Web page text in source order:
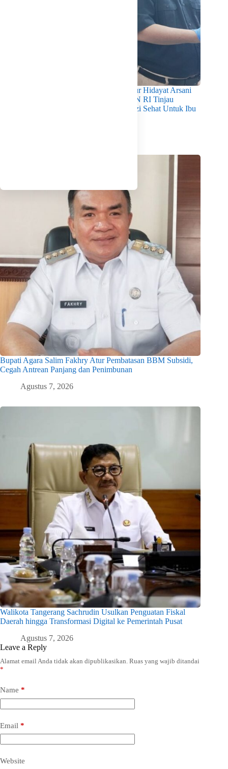
Pastikan Kualitas Gizi Terpenuhi, Gubernur Hidayat Arsani
Dampingi Mendukbangga/Kepala BKKBN RI Tinjau
Layanan Program MBG 3B Wujudkan Gizi Sehat Untuk Ibu
Bupati Agara Salim Fakhry Atur Pembatasan BBM Subsidi,
Cegah Antrean Panjang dan Penimbunan
Agustus 7, 2026
Walikota Tangerang Sachrudin Usulkan Penguatan Fiskal
Daerah hingga Transformasi Digital ke Pemerintah Pusat
Agustus 7, 2026
Leave a Reply
Alamat email Anda tidak akan dipublikasikan. Ruas yang wajib ditandai
*
Name *
Email *
Website